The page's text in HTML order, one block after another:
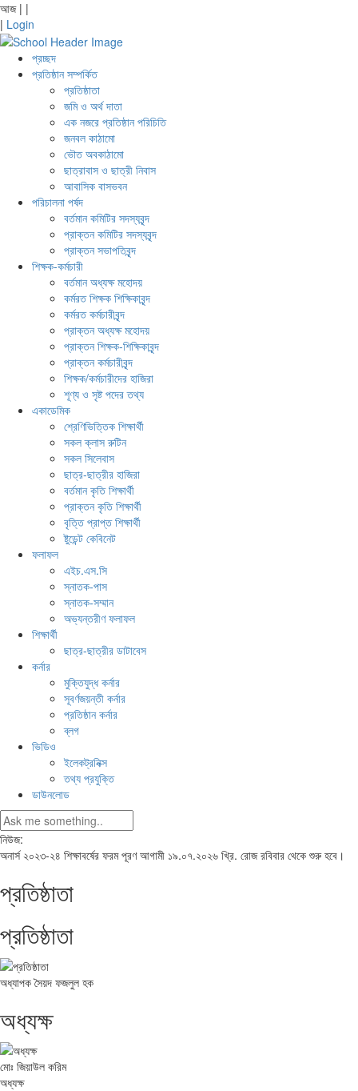
আজ | |
| Login
প্রচ্ছদ
প্রতিষ্ঠান সম্পর্কিত
প্রতিষ্ঠাতা
জমি ও অর্থ দাতা
এক নজরে প্রতিষ্ঠান পরিচিতি
জনবল কাঠামো
ভৌত অবকাঠামো
ছাত্রাবাস ও ছাত্রী নিবাস
আবাসিক বাসভবন
পরিচালনা পর্ষদ
বর্তমান কমিটির সদস্যবৃন্দ
প্রাক্তন কমিটির সদস্যবৃন্দ
প্রাক্তন সভাপতিবৃন্দ
শিক্ষক-কর্মচারী
বর্তমান অধ্যক্ষ মহোদয়
কর্মরত শিক্ষক শিক্ষিকাবৃন্দ
কর্মরত কর্মচারীবৃন্দ
প্রাক্তন অধ্যক্ষ মহোদয়
প্রাক্তন শিক্ষক-শিক্ষিকাবৃন্দ
প্রাক্তন কর্মচারীবৃন্দ
শিক্ষক/কর্মচারীদের হাজিরা
শূণ্য ও সৃষ্ট পদের তথ্য
একাডেমিক
শ্রেণিভিত্তিক শিক্ষার্থী
সকল ক্লাস রুটিন
সকল সিলেবাস
ছাত্র-ছাত্রীর হাজিরা
বর্তমান কৃতি শিক্ষার্থী
প্রাক্তন কৃতি শিক্ষার্থী
বৃত্তি প্রাপ্ত শিক্ষার্থী
ষ্টুডেন্ট কেবিনেট
ফলাফল
এইচ.এস.সি
স্নাতক-পাস
স্নাতক-সম্মান
অভ্যন্তরীণ ফলাফল
শিক্ষার্থী
ছাত্র-ছাত্রীর ডাটাবেস
কর্নার
মুক্তিযুদ্ধ কর্নার
সূবর্ণজয়ন্তী কর্নার
প্রতিষ্ঠান কর্নার
ব্লগ
ভিডিও
ইলেকট্রনিক্স
তথ্য প্রযুক্তি
ডাউনলোড
নিউজ:
অনার্স ২০২৩-২৪ শিক্ষাবর্ষের ফরম পূরণ আগামী ১৯.০৭.২০২৬ খ্রি. রোজ রবিবার থেকে শুরু হবে।
প্রতিষ্ঠাতা
প্রতিষ্ঠাতা
অধ্যাপক সৈয়দ ফজলুল হক
অধ্যক্ষ
মোঃ জিয়াউল করিম
অধ্যক্ষ